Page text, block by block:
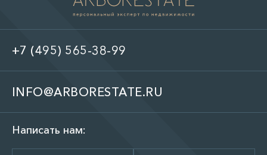
+7 (495) 565-38-99
INFO@ARBORESTATE.RU
Написать нам: